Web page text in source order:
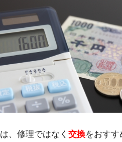
、修理ではなく 交換をおすす